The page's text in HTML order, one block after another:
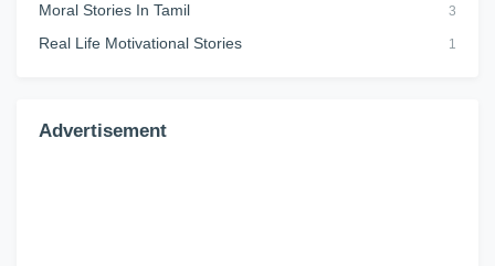
Moral Stories In Tamil 3
Real Life Motivational Stories 1
Advertisement